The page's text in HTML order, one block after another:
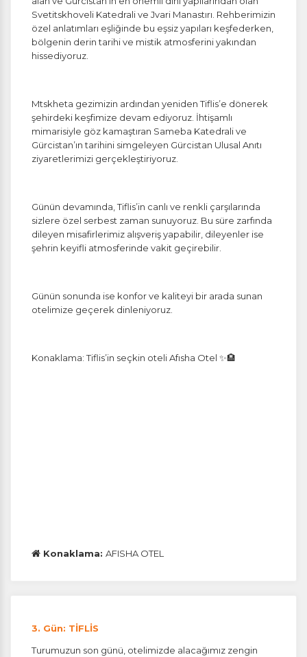
gereklidir. Bu çerezler olmadan site düzgün çalışmaz
ve devre dışı bırakılamaz.
Ziyaretçilerin siteyi nasıl kullandığını anonim olarak
ölçeriz. Hangi sayfaların popüler olduğunu ve
kullanıcıların nerede zorluk yaşadığını anlamamıza
yardımcı olur.
Pazarlama Çerezleri
Size ve ilgi alanlarınıza uygun reklamlar göstermek
Svetitskhoveli Katedrali ve Jvari Manastırı. Rehberimizin
özel anlatımları eşliğinde bu eşsiz yapıları keşfederken,
bölgenin derin tarihi ve mistik atmosferini yakından
hissediyoruz.
Mtskheta gezimizin ardından yeniden Tiflis’e dönerek
şehirdeki keşfimize devam ediyoruz. İhtişamlı
mimarisiyle göz kamaştıran Sameba Katedrali ve
Gürcistan’ın tarihini simgeleyen Gürcistan Ulusal Anıtı
ziyaretlerimizi gerçekleştiriyoruz.
Günün devamında, Tiflis’in canlı ve renkli çarşılarında
sizlere özel serbest zaman sunuyoruz. Bu süre zarfında
dileyen misafirlerimiz alışveriş yapabilir, dileyenler ise
şehrin keyifli atmosferinde vakit geçirebilir.
Günün sonunda ise konfor ve kaliteyi bir arada sunan
otelimize geçerek dinleniyoruz.
Konaklama: Tiflis’in seçkin oteli Afısha Otel ✨🏨
Konaklama: AFISHA OTEL
3. Gün: TİFLİS
Turumuzun son günü, otelimizde alacağımız zengin